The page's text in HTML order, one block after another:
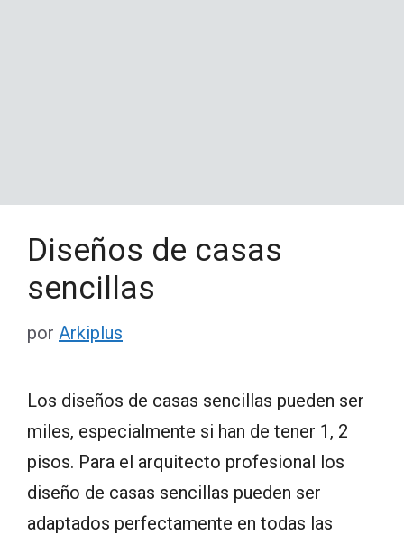
Diseños de casas
sencillas
por Arkiplus
Los diseños de casas sencillas pueden ser
miles, especialmente si han de tener 1, 2
pisos. Para el arquitecto profesional los
diseño de casas sencillas pueden ser
adaptados perfectamente en todas las